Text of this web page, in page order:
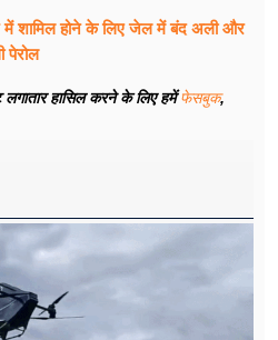
शामिल होने के लिए जेल में बंद अली और
पेरोल
हासिल करने के लिए हमेंफेसबुक,